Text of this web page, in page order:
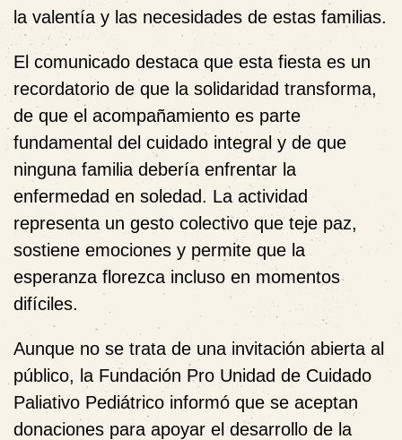
la valentía y las necesidades de estas familias.
El comunicado destaca que esta fiesta es un
recordatorio de que la solidaridad transforma,
de que el acompañamiento es parte
fundamental del cuidado integral y de que
ninguna familia debería enfrentar la
enfermedad en soledad. La actividad
representa un gesto colectivo que teje paz,
sostiene emociones y permite que la
esperanza florezca incluso en momentos
difíciles.
Aunque no se trata de una invitación abierta al
público, la Fundación Pro Unidad de Cuidado
Paliativo Pediátrico informó que se aceptan
donaciones para apoyar el desarrollo de la